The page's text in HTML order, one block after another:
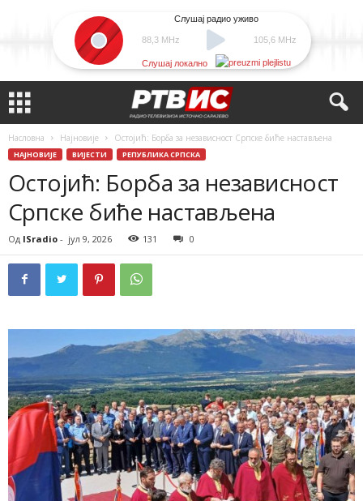
88,3 MHz
Слушај радио уживо
105,6 MHz
Слушај локално
Насловна Најновије Остојић: Борба за независност Српске биће настављена
НАЈНОВИЈЕ ВИЈЕСТИ РЕПУБЛИКА СРПСКА
Остојић: Борба за независност
Српске биће настављена
Од ISradio - јул 9, 2026 131 0